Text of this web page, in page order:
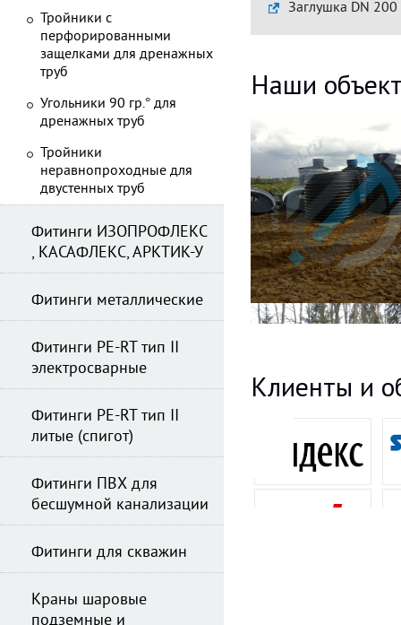
Заглушка DN 200
Наши
Клиенты и
Тройники с
перфорированными
защелками для дренажных
труб
Угольники 90 гр.° для
дренажных труб
Тройники
неравнопроходные для
двустенных труб
Фитинги ИЗОПРОФЛЕКС
, КАСАФЛЕКС, АРКТИК-У
Фитинги металлические
Фитинги PE-RT тип II
электросварные
Фитинги PE-RT тип II
литые (спигот)
Фитинги ПВХ для
бесшумной канализации
Фитинги для скважин
Краны шаровые